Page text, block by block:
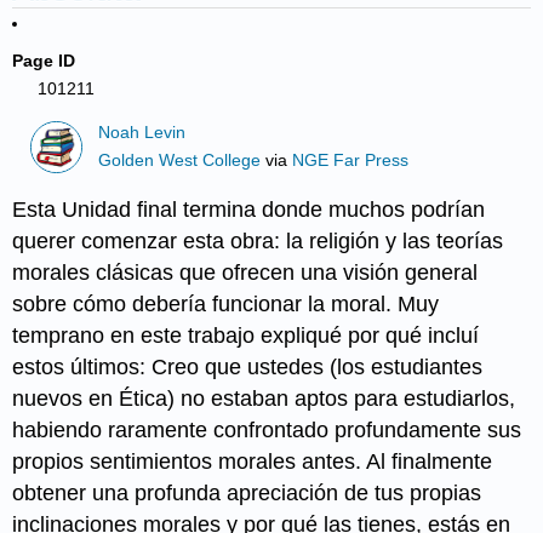
Page ID
101211
Noah Levin
Golden West College via NGE Far Press
Esta Unidad final termina donde muchos podrían
querer comenzar esta obra: la religión y las teorías
morales clásicas que ofrecen una visión general
sobre cómo debería funcionar la moral. Muy
temprano en este trabajo expliqué por qué incluí
estos últimos: Creo que ustedes (los estudiantes
nuevos en Ética) no estaban aptos para estudiarlos,
habiendo raramente confrontado profundamente sus
propios sentimientos morales antes. Al finalmente
obtener una profunda apreciación de tus propias
inclinaciones morales y por qué las tienes, estás en